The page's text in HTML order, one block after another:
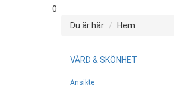
0
Du är här:
Hem
VÅRD & SKÖNHET
Ansikte